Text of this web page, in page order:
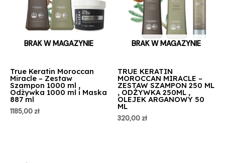
BRAK W MAGAZYNIE
True Keratin Moroccan
Miracle – Zestaw
Szampon 1000 ml ,
Odżywka 1000 ml i Maska
887 ml
1185,00 zł
BRAK W MAGAZYNIE
TRUE KERATIN
MOROCCAN MIRACLE –
ZESTAW SZAMPON 250 ML
, ODŻYWKA 250ML ,
OLEJEK ARGANOWY 50
ML
320,00 zł